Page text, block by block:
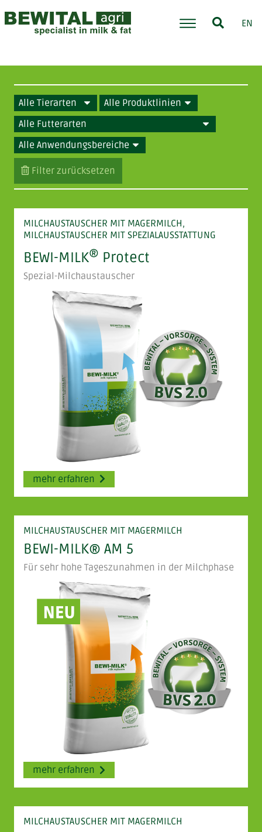
EN
Filter zurücksetzen
MILCHAUSTAUSCHER MIT MAGERMILCH,
MILCHAUSTAUSCHER MIT SPEZIALAUSSTATTUNG
BEWI-MILK® Protect
Spezial-Milchaustauscher
mehr erfahren
MILCHAUSTAUSCHER MIT MAGERMILCH
BEWI-MILK® AM 5
Für sehr hohe Tageszunahmen in der Milchphase
mehr erfahren
MILCHAUSTAUSCHER MIT MAGERMILCH